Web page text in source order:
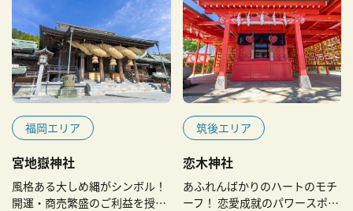
福岡エリア
宮地嶽神社
風格ある大しめ縄がシンボル！
開運・商売繁盛のご利益を授か
筑後エリア
恋木神社
あふれんばかりのハートのモチ
ーフ！ 恋愛成就のパワースポッ